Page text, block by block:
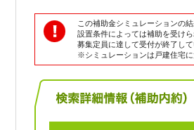
この補助金シミュレーションの
設置条件によっては補助を受け
募集定員に達して受付が終了し
※シミュレーションは戸建住宅